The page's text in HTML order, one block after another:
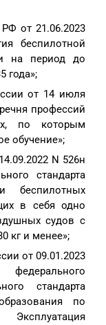
от 21.06.2023
беспилотной
на период до
года»;
от 14 июля
профессий
по которым
обучение»;
N 526н
стандарта
беспилотных
в себя одно
судов с
кг и менее»;
от 09.01.2023
стандарта
по